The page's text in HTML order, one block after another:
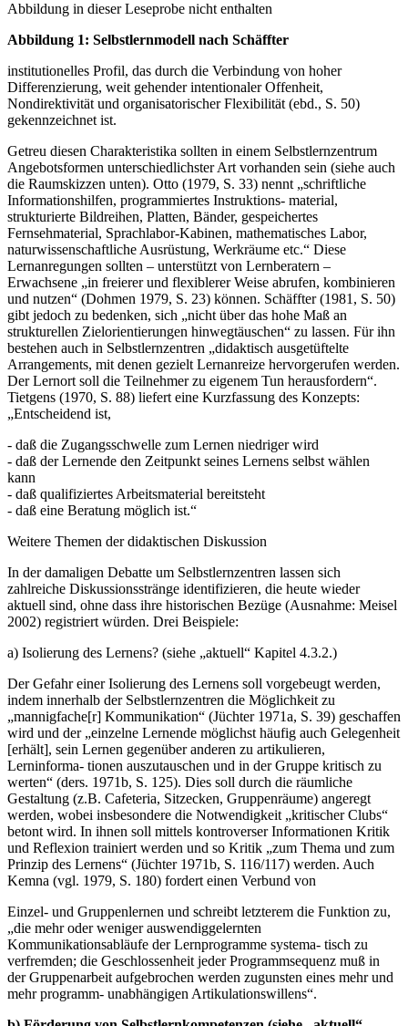
Abbildung in dieser Leseprobe nicht enthalten
Abbildung 1: Selbstlernmodell nach Schäffter
institutionelles Profil, das durch die Verbindung von hoher
Differenzierung, weit gehender intentionaler Offenheit,
Nondirektivität und organisatorischer Flexibilität (ebd., S. 50)
gekennzeichnet ist.
Getreu diesen Charakteristika sollten in einem Selbstlernzentrum
Angebotsformen unterschiedlichster Art vorhanden sein (siehe auch
die Raumskizzen unten). Otto (1979, S. 33) nennt „schriftliche
Informationshilfen, programmiertes Instruktions- material,
strukturierte Bildreihen, Platten, Bänder, gespeichertes
Fernsehmaterial, Sprachlabor-Kabinen, mathematisches Labor,
naturwissenschaftliche Ausrüstung, Werkräume etc.“ Diese
Lernanregungen sollten – unterstützt von Lernberatern –
Erwachsene „in freierer und flexiblerer Weise abrufen, kombinieren
und nutzen“ (Dohmen 1979, S. 23) können. Schäffter (1981, S. 50)
gibt jedoch zu bedenken, sich „nicht über das hohe Maß an
strukturellen Zielorientierungen hinwegtäuschen“ zu lassen. Für ihn
bestehen auch in Selbstlernzentren „didaktisch ausgetüftelte
Arrangements, mit denen gezielt Lernanreize hervorgerufen werden.
Der Lernort soll die Teilnehmer zu eigenem Tun herausfordern“.
Tietgens (1970, S. 88) liefert eine Kurzfassung des Konzepts:
„Entscheidend ist,
- daß die Zugangsschwelle zum Lernen niedriger wird
- daß der Lernende den Zeitpunkt seines Lernens selbst wählen
kann
- daß qualifiziertes Arbeitsmaterial bereitsteht
- daß eine Beratung möglich ist.“
Weitere Themen der didaktischen Diskussion
In der damaligen Debatte um Selbstlernzentren lassen sich
zahlreiche Diskussionsstränge identifizieren, die heute wieder
aktuell sind, ohne dass ihre historischen Bezüge (Ausnahme: Meisel
2002) registriert würden. Drei Beispiele:
a) Isolierung des Lernens? (siehe „aktuell“ Kapitel 4.3.2.)
Der Gefahr einer Isolierung des Lernens soll vorgebeugt werden,
indem innerhalb der Selbstlernzentren die Möglichkeit zu
„mannigfache[r] Kommunikation“ (Jüchter 1971a, S. 39) geschaffen
wird und der „einzelne Lernende möglichst häufig auch Gelegenheit
[erhält], sein Lernen gegenüber anderen zu artikulieren,
Lerninforma- tionen auszutauschen und in der Gruppe kritisch zu
werten“ (ders. 1971b, S. 125). Dies soll durch die räumliche
Gestaltung (z.B. Cafeteria, Sitzecken, Gruppenräume) angeregt
werden, wobei insbesondere die Notwendigkeit „kritischer Clubs“
betont wird. In ihnen soll mittels kontroverser Informationen Kritik
und Reflexion trainiert werden und so Kritik „zum Thema und zum
Prinzip des Lernens“ (Jüchter 1971b, S. 116/117) werden. Auch
Kemna (vgl. 1979, S. 180) fordert einen Verbund von
Einzel- und Gruppenlernen und schreibt letzterem die Funktion zu,
„die mehr oder weniger auswendiggelernten
Kommunikationsabläufe der Lernprogramme systema- tisch zu
verfremden; die Geschlossenheit jeder Programmsequenz muß in
der Gruppenarbeit aufgebrochen werden zugunsten eines mehr und
mehr programm- unabhängigen Artikulationswillens“.